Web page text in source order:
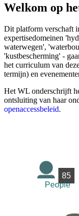
Welkom op
Dit platform verschaft
expertisedomeinen
waterwegen',
'kustbescherming' -
het curriculum van
termijn) en
Het WL onderschrijft
ontsluiting van haar
openaccessbeleid.
85
People